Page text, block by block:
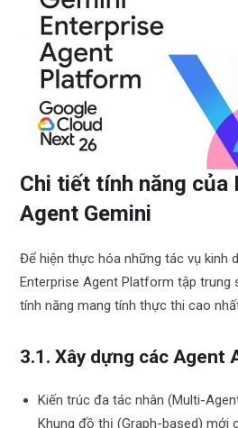
Chi tiết tính năng của
Agent Gemini
Để hiện thực hóa những tác vụ kinh
Enterprise Agent Platform tập trung
tính năng mang tính thực thi cao
3.1. Xây dựng các Agent
Kiến trúc đa tác nhân (Multi-
Khung đồ thị (Graph-based) mới